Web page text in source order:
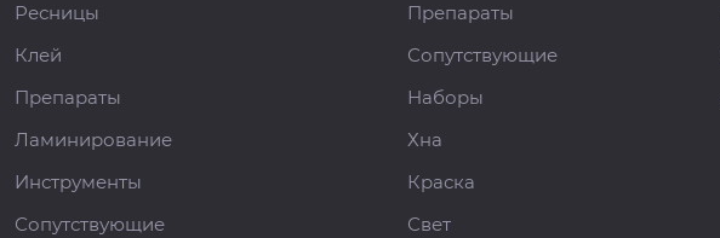
Ресницы
Клей
Препараты
Ламинирование
Инструменты
Сопутствующие
Препараты
Сопутствующие
Наборы
Хна
Краска
Свет